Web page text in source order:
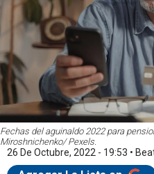
Fechas del aguinaldo 2022 para
Miroshnichenko/ Pexels.
26 De Octubre, 2022 - 19:53 •